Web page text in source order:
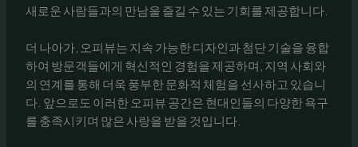
새로운 사람들과의 만남을 즐길 수 있는 기회를 제공합니다.
더 나아가, 오피뷰는 지속 가능한 디자인과 첨단 기술을 융합
하여 방문객들에게 혁신적인 경험을 제공하며, 지역 사회와
의 연계를 통해 더욱 풍부한 문화적 체험을 선사하고 있습니
다. 앞으로도 이러한 오피뷰 공간은 현대인들의 다양한 욕구
를 충족시키며 많은 사랑을 받을 것입니다.